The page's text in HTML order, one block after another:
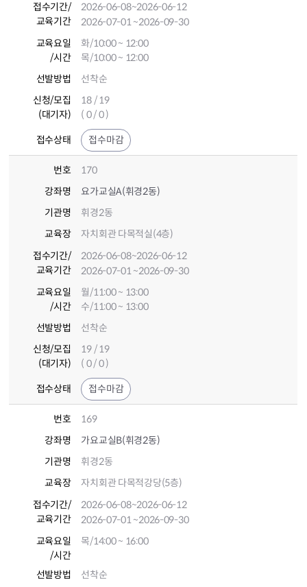
접수기간/
교육기간
2026-06-08~2026-06-12
2026-07-01~2026-09-30
교육요일
/시간
화/10:00 ~ 12:00
목/10:00 ~ 12:00
선발방법
선착순
신청/모집
(대기자)
18 / 19
( 0 / 0 )
접수상태 접수마감
번호
170
강좌명
요가교실A(휘경2동)
기관명
휘경2동
교육장
자치회관 다목적실(4층)
접수기간/
교육기간
2026-06-08~2026-06-12
2026-07-01~2026-09-30
교육요일
/시간
월/11:00 ~ 13:00
수/11:00 ~ 13:00
선발방법
선착순
신청/모집
(대기자)
19 / 19
( 0 / 0 )
접수상태 접수마감
번호
169
강좌명
가요교실B(휘경2동)
기관명
휘경2동
교육장
자치회관 다목적강당(5층)
접수기간/
교육기간
2026-06-08~2026-06-12
2026-07-01~2026-09-30
교육요일
/시간
목/14:00 ~ 16:00
선발방법
선착순